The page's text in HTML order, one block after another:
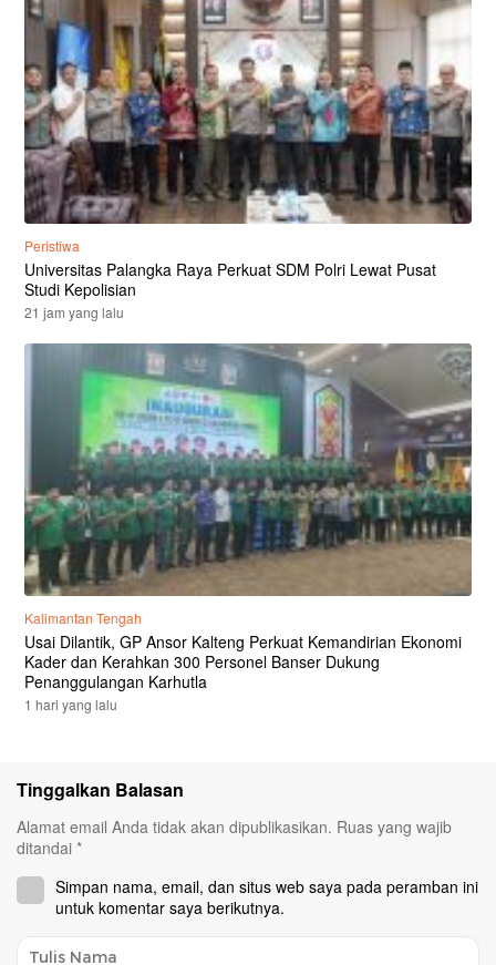
Peristiwa
Universitas Palangka Raya Perkuat SDM Polri Lewat Pusat
Studi Kepolisian
21 jam yang lalu
Kalimantan Tengah
Usai Dilantik, GP Ansor Kalteng Perkuat Kemandirian Ekonomi
Kader dan Kerahkan 300 Personel Banser Dukung
Penanggulangan Karhutla
1 hari yang lalu
Tinggalkan Balasan
Alamat email Anda tidak akan dipublikasikan. Ruas yang wajib
ditandai *
Simpan nama, email, dan situs web saya pada peramban ini
untuk komentar saya berikutnya.